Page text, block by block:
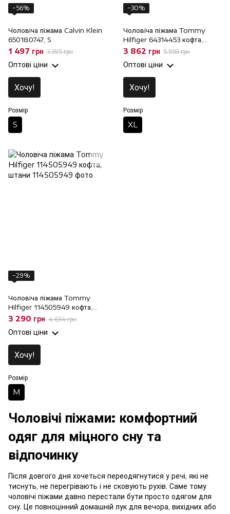
−56%
Чоловіча піжама Calvin Klein
650180747, S
1 497 грн 3 395 грн
Оптові ціни
Хочу!
Розмір
S
−30%
Чоловіча піжама Tommy
Hilfiger 64314453 кофта,
штани, XL
3 862 грн 5 518 грн
Оптові ціни
Хочу!
Розмір
XL
−29%
Чоловіча піжама Tommy
Hilfiger 114505949 кофта,
штани, M
3 290 грн 4 634 грн
Оптові ціни
Хочу!
Розмір
M
Чоловічі піжами: комфортний
одяг для міцного сну та
відпочинку
Після довгого дня хочеться переодягнутися у речі, які не
тиснуть, не перегрівають і не сковують рухів. Саме тому
чоловічі піжами давно перестали бути просто одягом для
сну. Це повноцінний домашній лук для вечора, вихідних або